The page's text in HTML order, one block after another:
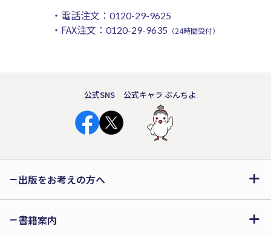
・電話注文： 0120-29-9625
・FAX注文： 0120-29-9635 （24時間受付）
公式SNS 公式キャラ ぶんちよ
出版をお考えの方へ
書籍案内